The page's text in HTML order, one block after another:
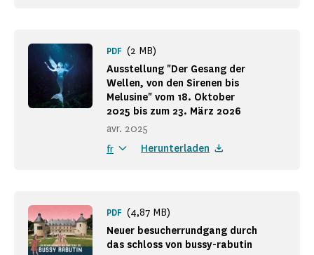
Ausstellung "Der Gesang der
Wellen, von den Sirenen bis
Melusine" vom 18. Oktober
2025 bis zum 23. März 2026
avr. 2025
PDF (2 MB)
fr Herunterladen
Neuer besucherrundgang durch
das schloss von bussy-rabutin
PDF (4,87 MB)